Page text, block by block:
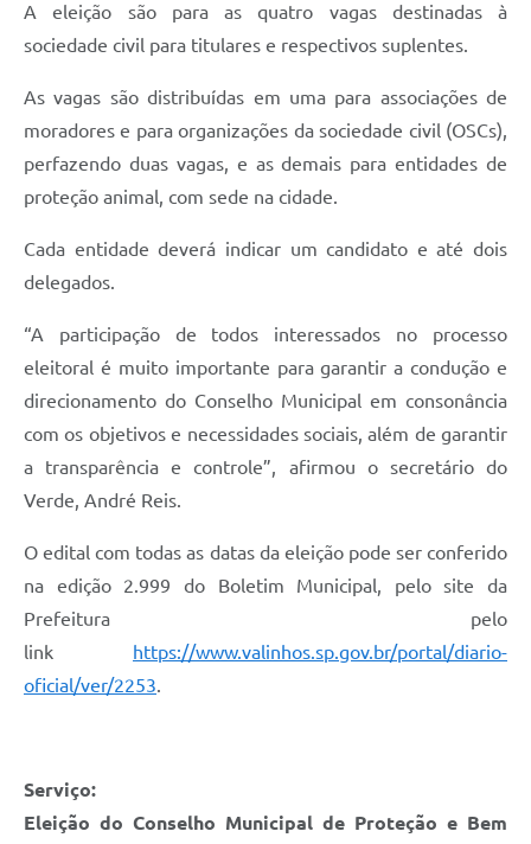
A Prefeitura
Jornal
Agenda
Contato
A eleição são para as quatro vagas destinadas à
sociedade civil para titulares e respectivos suplentes.
As vagas são distribuídas em uma para associações de
moradores e para organizações da sociedade civil (OSCs),
perfazendo duas vagas, e as demais para entidades de
proteção animal, com sede na cidade.
Cada entidade deverá indicar um candidato e até dois
delegados.
“A participação de todos interessados no processo
eleitoral é muito importante para garantir a condução e
direcionamento do Conselho Municipal em consonância
com os objetivos e necessidades sociais, além de garantir
a transparência e controle”, afirmou o secretário do
Verde, André Reis.
O edital com todas as datas da eleição pode ser conferido
na edição 2.999 do Boletim Municipal, pelo site da
Prefeitura pelo
link https://www.valinhos.sp.gov.br/portal/diario-
oficial/ver/2253.
Serviço:
Eleição do Conselho Municipal de Proteção e Bem